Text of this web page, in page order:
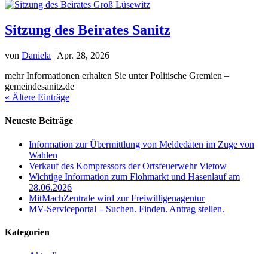
Sitzung des Beirates Sanitz
von Daniela | Apr. 28, 2026
mehr Informationen erhalten Sie unter Politische Gremien –
gemeindesanitz.de
« Ältere Einträge
Neueste Beiträge
Information zur Übermittlung von Meldedaten im Zuge von
Wahlen
Verkauf des Kompressors der Ortsfeuerwehr Vietow
Wichtige Information zum Flohmarkt und Hasenlauf am
28.06.2026
MitMachZentrale wird zur Freiwilligenagentur
MV-Serviceportal – Suchen. Finden. Antrag stellen.
Kategorien